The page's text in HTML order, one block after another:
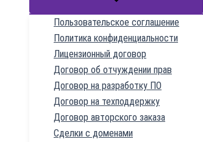
Пользовательское соглашение
Политика конфиденциальности
Лицензионный договор
Договор об отчуждении прав
Договор на разработку ПО
Договор на техподдержку
Договор авторского заказа
Сделки с доменами